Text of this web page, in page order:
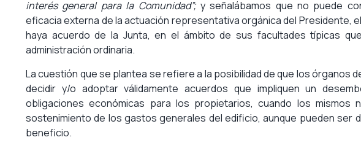
interés general para la Comunidad”; y señalábamos que no puede
eficacia externa de la actuación representativa orgánica del Presidente,
haya acuerdo de la Junta, en el ámbito de sus facultades típicas
administración ordinaria.
La cuestión que se plantea se refiere a la posibilidad de que los órganos
decidir y/o adoptar válidamente acuerdos que impliquen un
obligaciones económicas para los propietarios, cuando los mismos
sostenimiento de los gastos generales del edificio, aunque pueden ser
beneficio.